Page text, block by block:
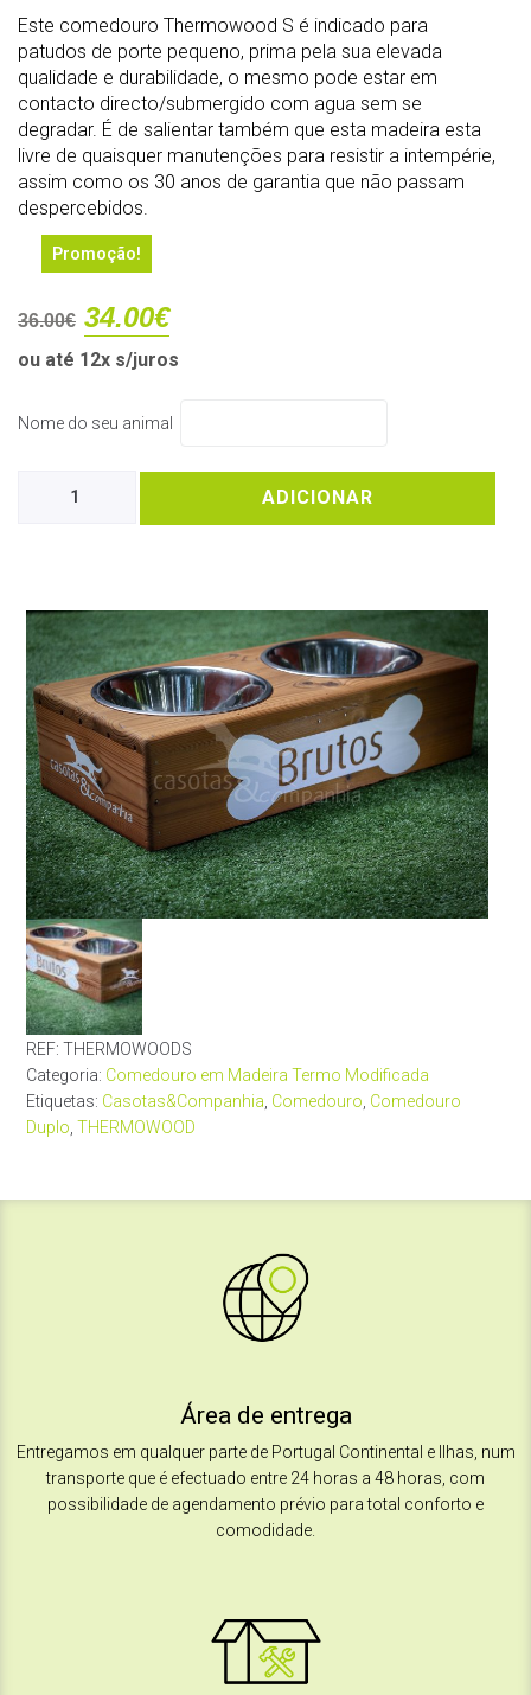
Este comedouro Thermowood S é indicado para
patudos de porte pequeno, prima pela sua elevada
qualidade e durabilidade, o mesmo pode estar em
contacto directo/submergido com agua sem se
degradar. É de salientar também que esta madeira esta
livre de quaisquer manutenções para resistir a intempérie,
assim como os 30 anos de garantia que não passam
despercebidos.
Promoção!
36.00€ 34.00€
ou até 12x s/juros
Nome do seu animal
ADICIONAR
REF:THERMOWOODS
Categoria: Comedouro em Madeira Termo Modificada
Etiquetas: Casotas&Companhia Comedouro Comedouro
Duplo ,THERMOWOOD
Área de entrega
Entregamos em qualquer parte de Portugal Continental e Ilhas, num
transporte que é efectuado entre 24 horas a 48 horas, com
possibilidade de agendamento prévio para total conforto e
comodidade.